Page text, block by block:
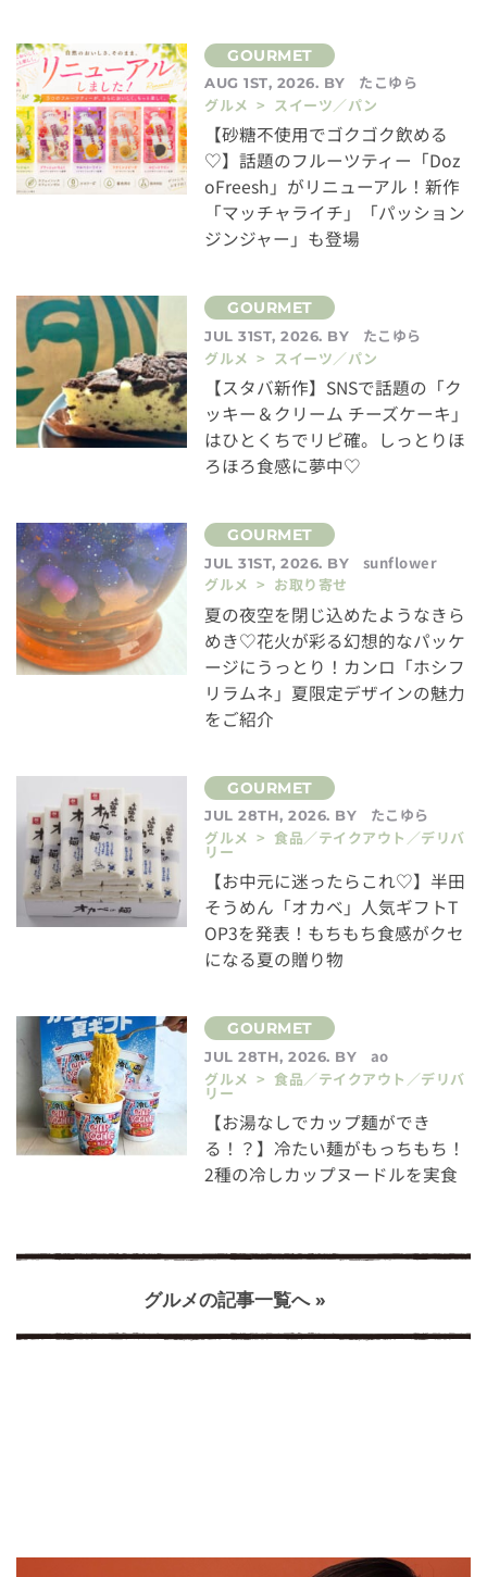
AUG 1ST, 2026. BY
たこゆら
グルメ > スイーツ／パン
【砂糖不使用でゴクゴク飲める
♡】話題のフルーツティー「Doz
oFreesh」がリニューアル！新作
「マッチャライチ」「パッション
ジンジャー」も登場
JUL 31ST, 2026. BY
たこゆら
グルメ > スイーツ／パン
【スタバ新作】SNSで話題の「ク
ッキー＆クリーム チーズケーキ」
はひとくちでリピ確。しっとりほ
ろほろ食感に夢中♡
JUL 31ST, 2026. BY
sunflower
グルメ > お取り寄せ
夏の夜空を閉じ込めたようなきら
めき♡花火が彩る幻想的なパッケ
ージにうっとり！カンロ「ホシフ
リラムネ」夏限定デザインの魅力
をご紹介
JUL 28TH, 2026. BY
たこゆら
グルメ > 食品／テイクアウト／デリバ
リー
【お中元に迷ったらこれ♡】半田
そうめん「オカベ」人気ギフトT
OP3を発表！もちもち食感がクセ
になる夏の贈り物
JUL 28TH, 2026. BY
ao
グルメ > 食品／テイクアウト／デリバ
リー
【お湯なしでカップ麺ができ
る！？】冷たい麺がもっちもち！
2種の冷しカップヌードルを実食
グルメの記事一覧へ »